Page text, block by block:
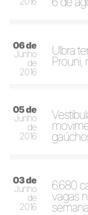
06 de
Junho
de
2016
Ulbra
05 de
Junho
de
2016
03 de
Junho
de
2016
6.680
vagas